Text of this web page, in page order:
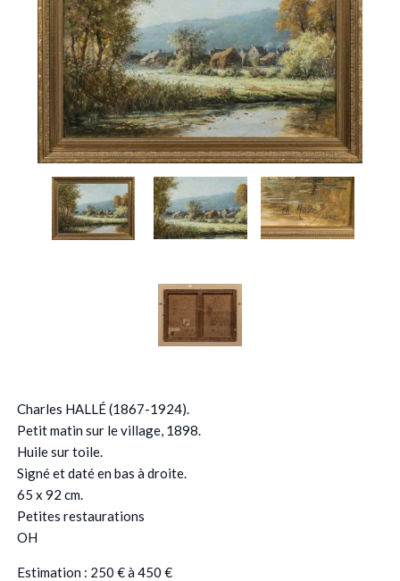
Charles HALLÉ (1867-1924).
Petit matin sur le village, 1898.
Huile sur toile.
Signé et daté en bas à droite.
65 x 92 cm.
Petites restaurations
OH
Estimation : 250 € à 450 €